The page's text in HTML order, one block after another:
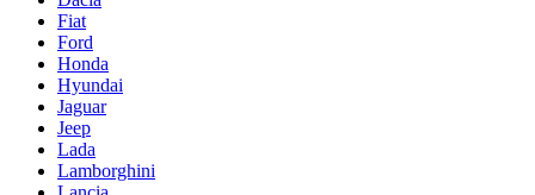
Fiat
Ford
Honda
Hyundai
Jaguar
Jeep
Lada
Lamborghini